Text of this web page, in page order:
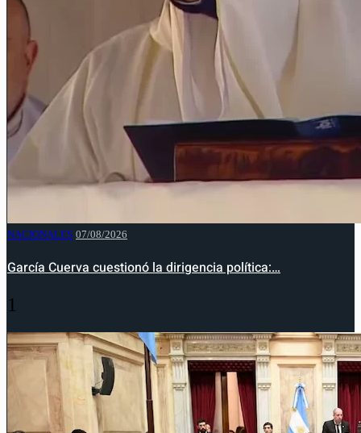
NACIONALES 07/08/2026
García Cuerva cuestionó la dirigencia política:…
1